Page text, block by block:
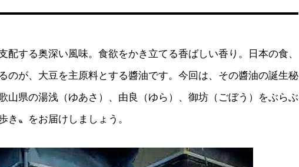
する奥深い風味。食欲をかき立てる香ばしい香り。日本の食、
のが、大豆を主原料とする醬油です。今回は、その醬油の誕生秘
山県の湯浅（ゆあさ）、由良（ゆら）、御坊（ごぼう）をぶらぶ
き〟をお届けしましょう。